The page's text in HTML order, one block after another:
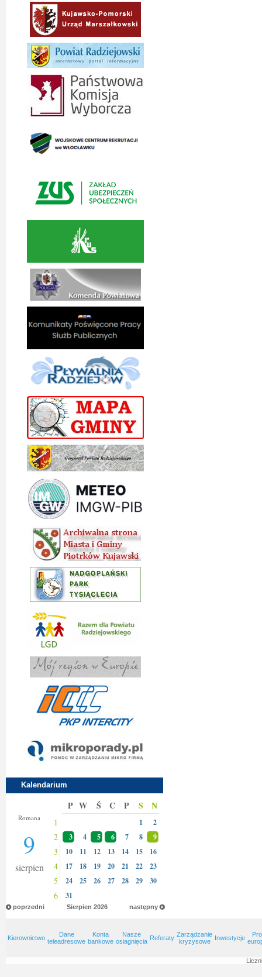
Kalendarium
Romana
9
sierpien
P W Ś C P S N
1 1 2
2 3 4 5 6 7 8 9
3 10 11 12 13 14 15 16
4 17 18 19 20 21 22 23
5 24 25 26 27 28 29 30
6 31
poprzedni następny
Sierpien 2026
Kierownictwo
Dane
teleadresowe
Konta
bankowe
Nasze
osiagnięcia Referaty Zarządzanie
kryzysowe
Inwestycje